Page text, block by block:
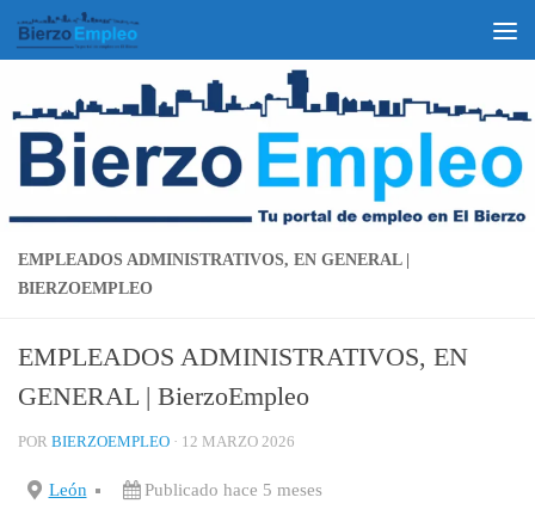
Saltar al contenido
EMPLEADOS ADMINISTRATIVOS, EN GENERAL |
BIERZOEMPLEO
EMPLEADOS ADMINISTRATIVOS, EN
GENERAL | BierzoEmpleo
POR BIERZOEMPLEO · 12 MARZO 2026
León Publicado hace 5 meses